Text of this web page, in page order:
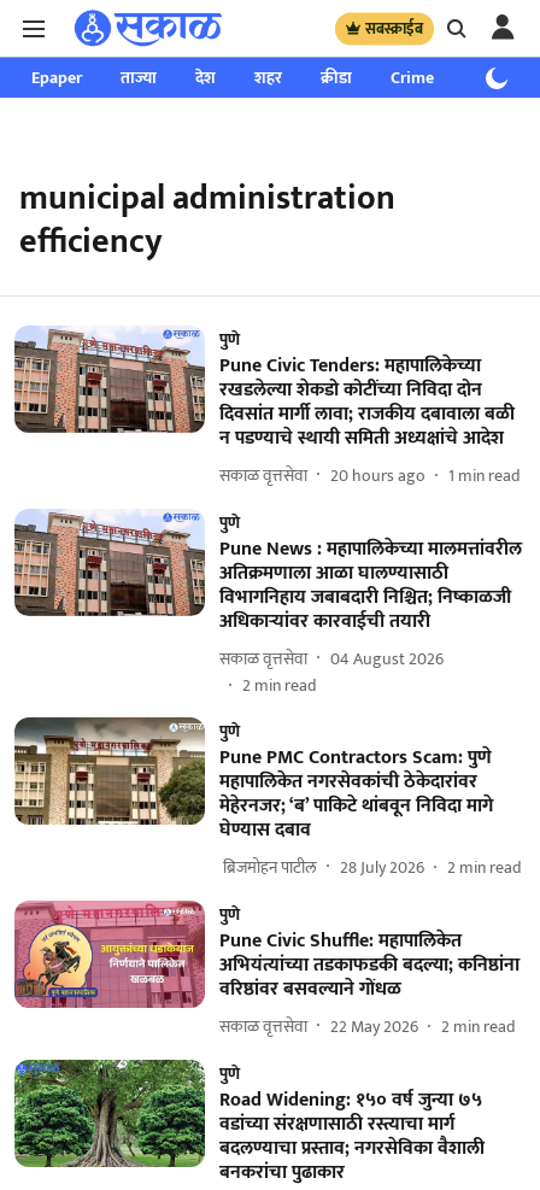
सबस्क्राईब
Epaper ताज्या देश शहर क्रीडा Crime साप्ताहिक
municipal administration
efficiency
पुणे
Pune Civic Tenders: महापालिकेच्या
रखडलेल्या शेकडो कोटींच्या निविदा दोन
दिवसांत मार्गी लावा; राजकीय दबावाला बळी
न पडण्याचे स्थायी समिती अध्यक्षांचे आदेश
सकाळ वृत्तसेवा 20 hours ago 1 min read
पुणे
Pune News : महापालिकेच्या मालमत्तांवरील
अतिक्रमणाला आळा घालण्यासाठी
विभागनिहाय जबाबदारी निश्चित; निष्काळजी
अधिकाऱ्यांवर कारवाईची तयारी
सकाळ वृत्तसेवा
04 August 2026
2min read
पुणे
Pune PMC Contractors Scam: पुणे
महापालिकेत नगरसेवकांची ठेकेदारांवर
मेहेरनजर; ‘ब’ पाकिटे थांबवून निविदा मागे
घेण्यास दबाव
​ ब्रिजमोहन पाटील 28 July 2026 2min read
पुणे
Pune Civic Shuffle: महापालिकेत
अभियंत्यांच्या तडकाफडकी बदल्या; कनिष्ठांना
वरिष्ठांवर बसवल्याने गोंधळ
सकाळ वृत्तसेवा 22 May 2026 2min read
पुणे
Road Widening: १५० वर्ष जुन्या ७५
वडांच्या संरक्षणासाठी रस्त्याचा मार्ग
बदलण्याचा प्रस्ताव; नगरसेविका वैशाली
बनकरांचा पुढाकार